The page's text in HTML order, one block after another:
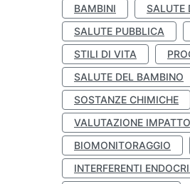
BAMBINI
SALUTE
SALUTE PUBBLICA
STILI DI VITA
SALUTE DEL BAMBINO
SOSTANZE CHIMICHE
VALUTAZIONE
BIOMONITORAGGIO
INTERFERENTI